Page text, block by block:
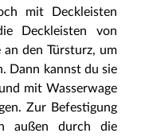
mit Deckleisten
Deckleisten von
den Türsturz, um
Dann kannst du sie
mit Wasserwage
Zur Befestigung
außen durch die